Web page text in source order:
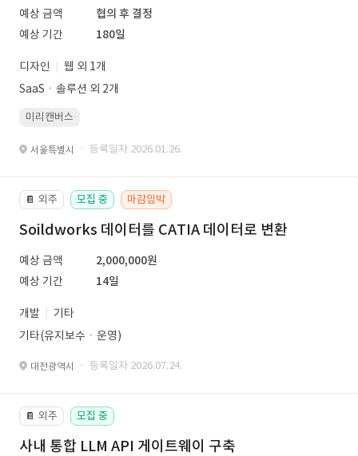
예상 금액
협의 후 결정
예상 기간
180일
디자인
웹 외 1개
SaaSㆍ솔루션 외 2개
미리캔버스
서울특별시 · 등록일자 2026.01.26.
📔 외주 모집 중 마감임박
Soildworks 데이터를 CATIA 데이터로 변환
예상 금액
2,000,000원
예상 기간
14일
개발
기타
기타(유지보수ㆍ운영)
대전광역시 · 등록일자 2026.07.24.
📔 외주 모집 중
사내 통합 LLM API 게이트웨이 구축